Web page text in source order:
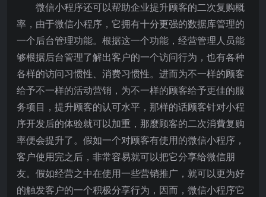
微信小程序还可以帮助企业提升顾客的二次复购概
率，由于微信小程序，它拥有十分更强的数据库管理的
一个后台管理功能。根据这一个功能，经营管理人员能
够根据后台管理了解出客户的一个访问行为，也有各种
各样的访问习惯性、消费习惯性。进而为不一样的顾客
给予不一样的活动营销，为不一样的顾客给予更佳的服
务项目，提升顾客的认可水平，那样的话顾客针对小程
序开发后的体验就可以加重，那麼顾客的二次消費复购
率便会提升了。假如一个对顾客有使用的微信小程序，
客户使用完之后，非常容易就可以把它分享给微信朋
友。假如经营之中在使用一些营销推广，就可以更为好
的触发客户的一个积极分享行为，因而，微信小程序它